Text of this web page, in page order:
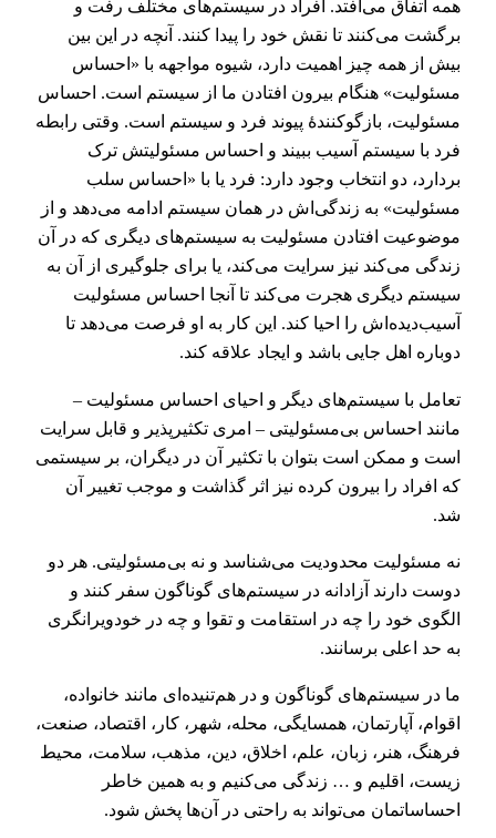
همه اتفاق می‌افتد. افراد در سیستم‌های مختلف رفت و
برگشت می‌کنند تا نقش خود را پیدا کنند. آنچه در این بین
بیش از همه چیز اهمیت دارد، شیوه مواجهه با «احساس
مسئولیت» هنگام بیرون افتادن ما از سیستم است. احساس
مسئولیت، بازگوکنندۀ پیوند فرد و سیستم است. وقتی رابطه
فرد با سیستم آسیب ببیند و احساس مسئولیتش ترک
بردارد، دو انتخاب وجود دارد: فرد یا با «احساس سلب
مسئولیت» به زندگی‌اش در همان سیستم ادامه می‌دهد و از
موضوعیت افتادن مسئولیت به سیستم‌های دیگری که در آن
زندگی می‌کند نیز سرایت می‌کند، یا برای جلوگیری از آن به
سیستم دیگری هجرت می‌کند تا آنجا احساس مسئولیت
آسیب‌دیده‌اش را احیا کند. این کار به او فرصت می‌دهد تا
دوباره اهل جایی باشد و ایجاد علاقه کند.
تعامل با سیستم‌های دیگر و احیای احساس مسئولیت –
مانند احساس بی‌مسئولیتی – امری تکثیرپذیر و قابل سرایت
است و ممکن است بتوان با تکثیر آن در دیگران، بر سیستمی
که افراد را بیرون کرده نیز اثر گذاشت و موجب تغییر آن
شد.
نه مسئولیت محدودیت می‌شناسد و نه بی‌مسئولیتی. هر دو
دوست دارند آزادانه در سیستم‌های گوناگون سفر کنند و
الگوی خود را چه در استقامت و تقوا و چه در خودویرانگری
به حد اعلی برسانند.
ما در سیستم‌های گوناگون و در هم‌تنیده‌ای مانند خانواده،
اقوام، آپارتمان، همسایگی، محله، شهر، کار، اقتصاد، صنعت،
فرهنگ، هنر، زبان، علم، اخلاق، دین، مذهب، سلامت، محیط
زیست، اقلیم و … زندگی می‌کنیم و به همین خاطر
احساساتمان می‌تواند به راحتی در آن‌ها پخش شود.